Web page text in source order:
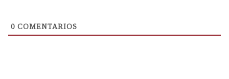
0 COMENTARIOS